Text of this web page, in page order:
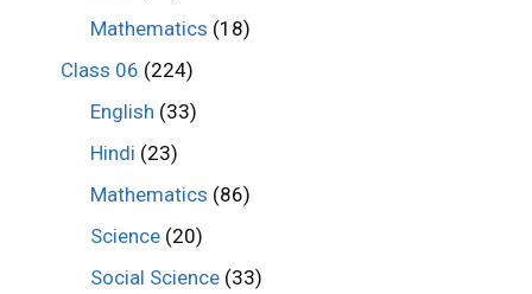
Mathematics (18)
Class 06 (224)
English (33)
Hindi (23)
Mathematics (86)
Science (20)
Social Science (33)